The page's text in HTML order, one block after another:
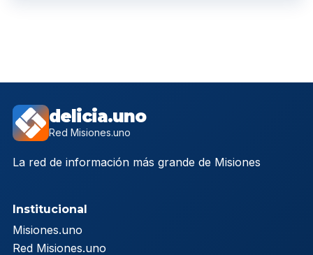
delicia.uno
Red Misiones.uno
La red de información más grande de Misiones
Institucional
Misiones.uno
Red Misiones.uno